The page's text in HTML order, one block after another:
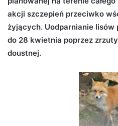
n
m
akcji szczepień przeciwko
żyjących. Uodparnianie lisów
do 28 kwietnia poprzez
doustnej.